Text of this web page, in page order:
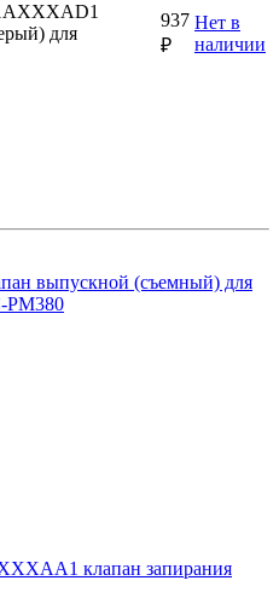
для
937
₽
Нет в
наличии
выпускной (съемный) для
PM380
клапан запирания